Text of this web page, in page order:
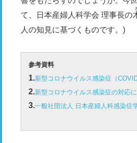
て、日本産婦人科学会 理事長の
人の知見に基づくものです。)
参考資料
新型コロナウイルス感染症（
新型コロナウイルス感染症の対応
一般社団法人 日本産婦人科感染症